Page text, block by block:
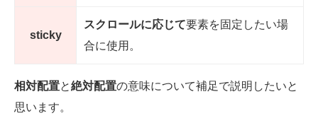
sticky
スクロールに応じて要素を固定したい場
合に使用。
相対配置と絶対配置の意味について補足で説明したいと
思います。